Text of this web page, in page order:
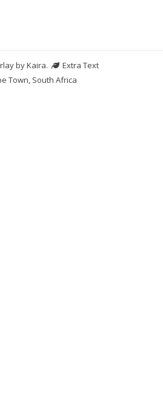
byKaira.
Extra Text
Town, South Africa